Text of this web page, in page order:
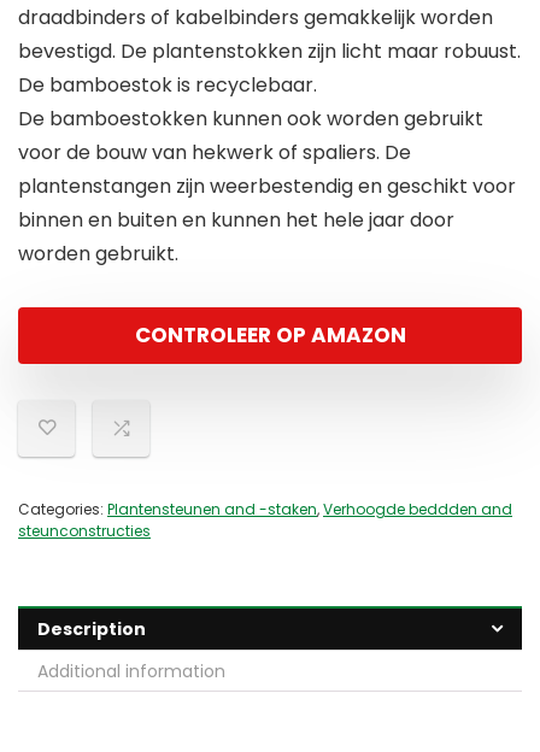
draadbinders of kabelbinders gemakkelijk worden
bevestigd. De plantenstokken zijn licht maar robuust.
De bamboestok is recyclebaar.
De bamboestokken kunnen ook worden gebruikt
voor de bouw van hekwerk of spaliers. De
plantenstangen zijn weerbestendig en geschikt voor
binnen en buiten en kunnen het hele jaar door
worden gebruikt.
CONTROLEER OP AMAZON
Categories: Plantensteunen and -staken,Verhoogde beddden and
steunconstructies
Description
Additional information